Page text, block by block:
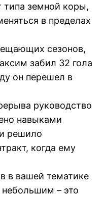
типа земной коры,
в пределах
сезонов,
забил 32 гола
он перешел в
руководство
навыками
решило
когда ему
в вашей тематике
– это